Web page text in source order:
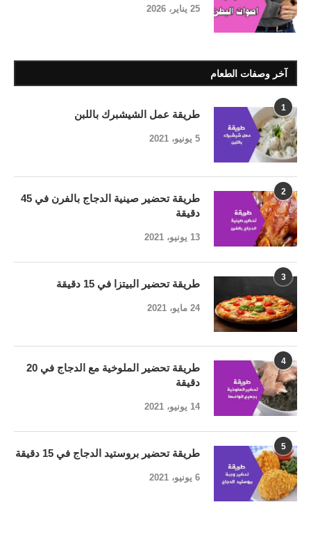
25 يناير، 2026
آخر وصفات الطعام
1
طريقة عمل الشيشبرك باللبن
5 يونيو، 2021
2
طريقة تحضير صينية الدجاج بالفرن في 45
دقيقة
13 يونيو، 2021
3
طريقة تحضير البيتزا في 15 دقيقة
24 مايو، 2021
4
طريقة تحضير الملوخية مع الدجاج في 20
دقيقة
14 يونيو، 2021
5
طريقة تحضير بروستيد الدجاج في 15 دقيقة
6 يونيو، 2021